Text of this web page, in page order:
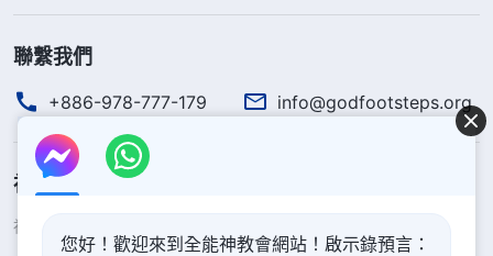
聯繫我們
+886-978-777-179 info@godfootsteps.org
神的國度降臨了
神的國度已經降臨在人間！你想進入神的國度嗎？
您好！歡迎來到全能神教會網站！啟示錄預言：